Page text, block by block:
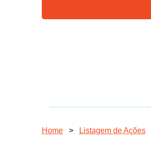
Home > Listagem de Ações